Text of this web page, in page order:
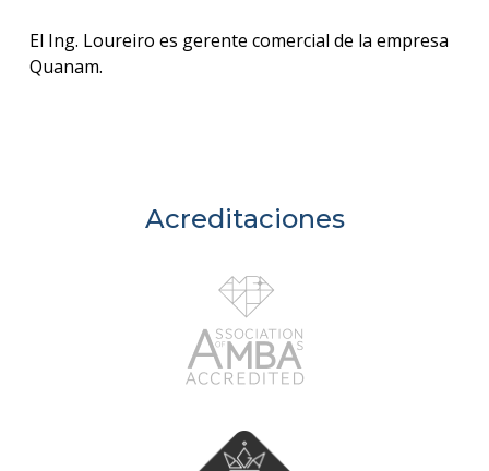
El Ing. Loureiro es gerente comercial de la empresa
Quanam.
Acreditaciones